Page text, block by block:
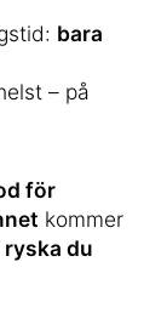
bara
– på
för
kommer
ryska du